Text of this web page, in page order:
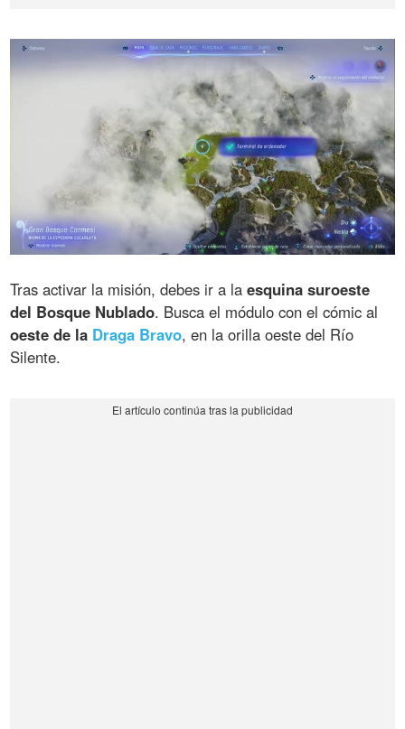
Tras activar la misión, debes ir a laesquina suroeste
del Bosque Nublado. Busca el módulo con el cómic al
oeste de la Draga Bravo, en la orilla oeste del Río
Silente.